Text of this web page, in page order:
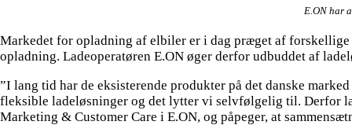
E.ON har
Markedet for opladning af elbiler er i dag præget af
opladning. Ladeoperatøren E.ON øger derfor udbuddet af
”I lang tid har de eksisterende produkter på det danske
fleksible ladeløsninger og det lytter vi selvfølgelig til. Derfor
Marketing & Customer Care i E.ON, og påpeger, at